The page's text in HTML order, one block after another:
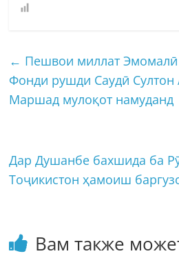
← Пешвои миллат
Фонди рушди Саудӣ Султон
Маршад мулоқот намуданд
Дар Душанбе бахшида ба
Тоҷикистон ҳамоиш
Вам также